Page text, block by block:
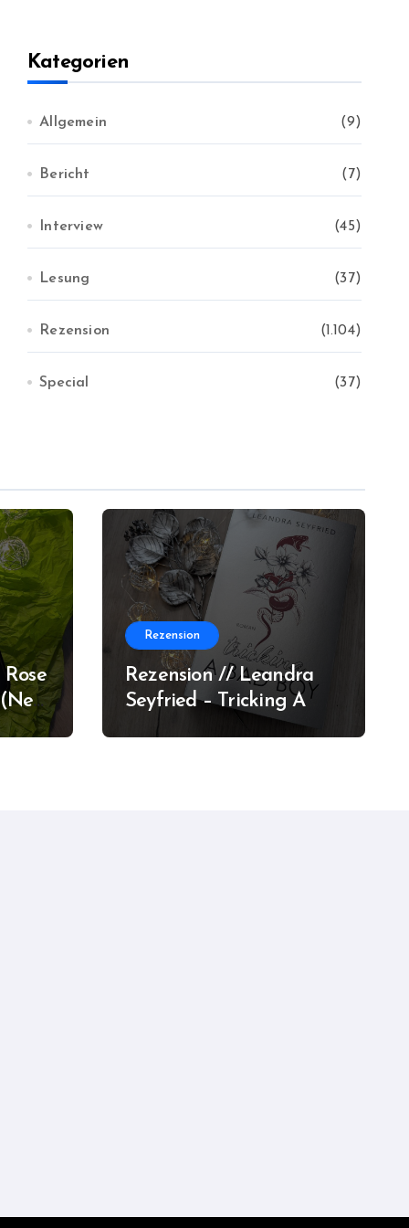
v
Kategorien
Allgemein (9)
Bericht (7)
Interview (45)
Lesung (37)
Rezension (1.104)
Special (37)
Rezension
Rezension // Leandra
Seyfried – Tricking A
Bad Boy (Sons of